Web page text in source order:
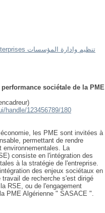
sociétale de la PME
Organization and management of enterprises تنظيم وادارة المؤسسات
sociétale de la PME
handle/123456789/180
les PME sont invitées à
permettant de rendre
environnementales. La
consiste en l'intégration des
à la stratégie de l'entreprise.
des enjeux sociétaux en
de recherche s'est dirigé
RSE, ou de l'engagement
PME Algérienne " SASACE ".